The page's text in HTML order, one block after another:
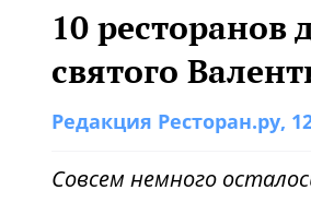
10
святого
Редакция Ресторан.ру,
Совсем немного